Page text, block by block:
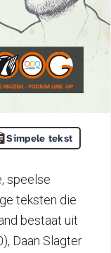
Simpele tekst
speelse
teksten die
bestaat uit
Daan Slagter